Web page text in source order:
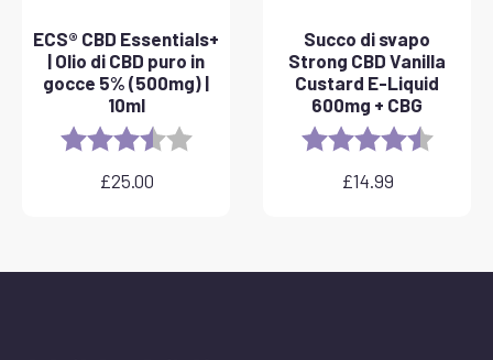
ECS® CBD Essentials+
| Olio di CBD puro in
gocce 5% (500mg) |
10ml
Rating: 3.8 out of 5 stars
£25.00
Succo di svapo
Strong CBD Vanilla
Custard E-Liquid
600mg + CBG
Rating: 4.6 out
£14.99